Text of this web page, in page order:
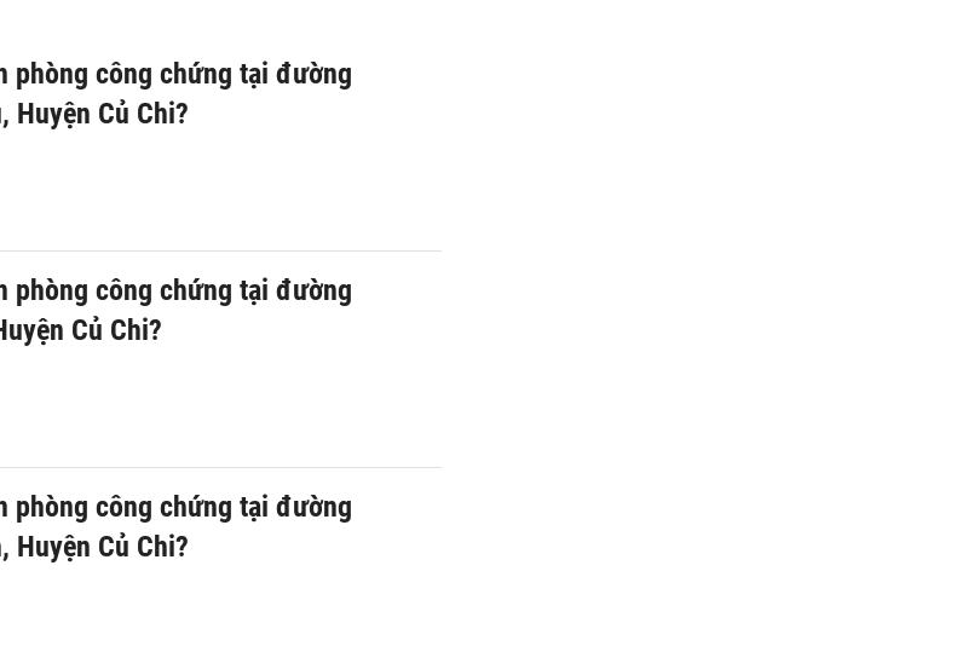
phòng công chứng tại đường
Huyện Củ Chi?
phòng công chứng tại đường
Củ Chi?
phòng công chứng tại đường
Huyện Củ Chi?